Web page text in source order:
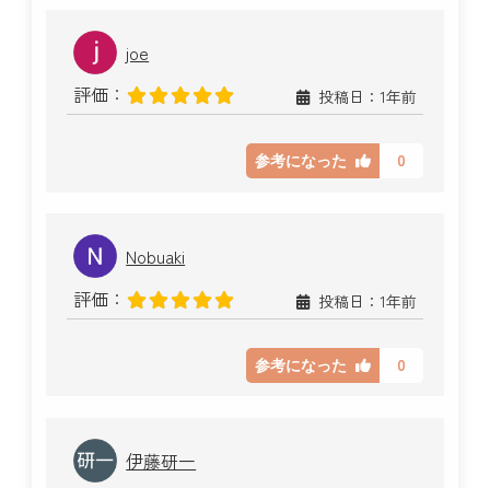
joe
評価：
投稿日：1年前
参考になった 0
Nobuaki
評価：
投稿日：1年前
参考になった 0
伊藤研一